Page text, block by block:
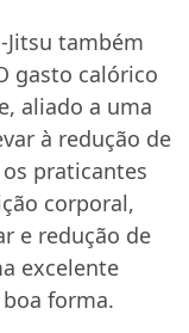
Jitsu também
gasto calórico
aliado a uma
à redução de
praticantes
corporal,
e redução de
excelente
forma.